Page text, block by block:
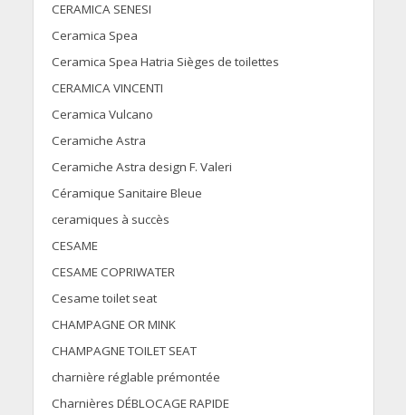
CERAMICA SENESI
Ceramica Spea
Ceramica Spea Hatria Sièges de toilettes
CERAMICA VINCENTI
Ceramica Vulcano
Ceramiche Astra
Ceramiche Astra design F. Valeri
Céramique Sanitaire Bleue
ceramiques à succès
CESAME
CESAME COPRIWATER
Cesame toilet seat
CHAMPAGNE OR MINK
CHAMPAGNE TOILET SEAT
charnière réglable prémontée
Charnières DÉBLOCAGE RAPIDE